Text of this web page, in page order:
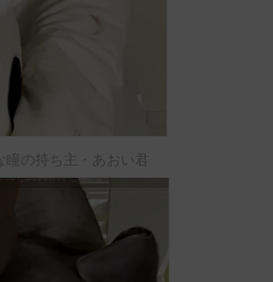
瞳の持ち主・あおい君